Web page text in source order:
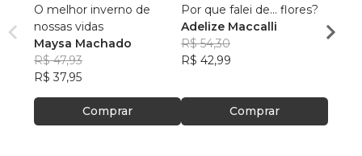
O melhor inverno de
nossas vidas
Maysa Machado
R$ 47,93
R$ 37,95
Comprar
Por que falei de... flores?
Adelize Maccalli
R$ 54,30
R$ 42,99
Comprar
Nilva
R$